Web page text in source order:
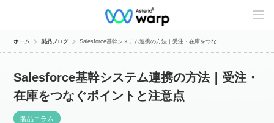
C
n
e
ホーム 製品ブログ Salesforce基幹システム連携の方法｜受注・在庫をつな...
Salesforce基幹システム連携の方法｜受注・
在庫をつなぐポイントと注意点
製品コラム